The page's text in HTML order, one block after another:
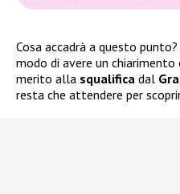
Cosa accadrà a questo punto?
modo di avere un chiarimento
merito alla squalifica dal
resta che attendere per